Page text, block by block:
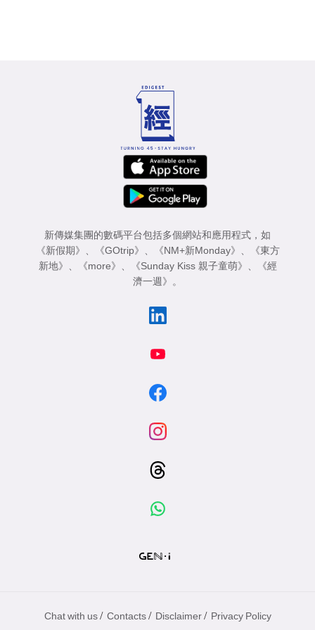
新傳媒集團的數碼平台包括多個網站和應用程式，如
《新假期》
《GOtrip》 《NM+新Monday》
《東方
新地》
《more》 《Sunday Kiss 親子童萌》
《經
濟一週》
。
Chat with us / Contacts / Disclaimer / Privacy Policy